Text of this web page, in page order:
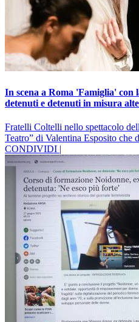
In scena a Roma 'Famiglia' con
detenuti e detenuti in misura
Fratelli Coltelli nello spettacolo
Teatro” di Valentina Esposito che
CONDIVIDI |